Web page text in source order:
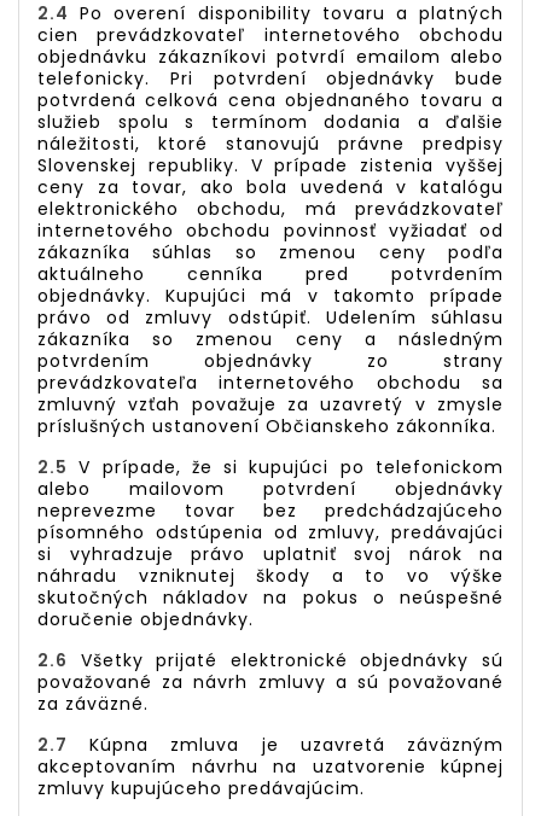
2.4 Po overení disponibility tovaru a platných
cien prevádzkovateľ internetového obchodu
objednávku zákazníkovi potvrdí emailom alebo
telefonicky. Pri potvrdení objednávky bude
potvrdená celková cena objednaného tovaru a
služieb spolu s termínom dodania a ďalšie
náležitosti, ktoré stanovujú právne predpisy
Slovenskej republiky. V prípade zistenia vyššej
ceny za tovar, ako bola uvedená v katalógu
elektronického obchodu, má prevádzkovateľ
internetového obchodu povinnosť vyžiadať od
zákazníka súhlas so zmenou ceny podľa
aktuálneho cenníka pred potvrdením
objednávky. Kupujúci má v takomto prípade
právo od zmluvy odstúpiť. Udelením súhlasu
zákazníka so zmenou ceny a následným
potvrdením objednávky zo strany
prevádzkovateľa internetového obchodu sa
zmluvný vzťah považuje za uzavretý v zmysle
príslušných ustanovení Občianskeho zákonníka.
2.5 V prípade, že si kupujúci po telefonickom
alebo mailovom potvrdení objednávky
neprevezme tovar bez predchádzajúceho
písomného odstúpenia od zmluvy, predávajúci
si vyhradzuje právo uplatniť svoj nárok na
náhradu vzniknutej škody a to vo výške
skutočných nákladov na pokus o neúspešné
doručenie objednávky.
2.6 Všetky prijaté elektronické objednávky sú
považované za návrh zmluvy a sú považované
za záväzné.
2.7 Kúpna zmluva je uzavretá záväzným
akceptovaním návrhu na uzatvorenie kúpnej
zmluvy kupujúceho predávajúcim.